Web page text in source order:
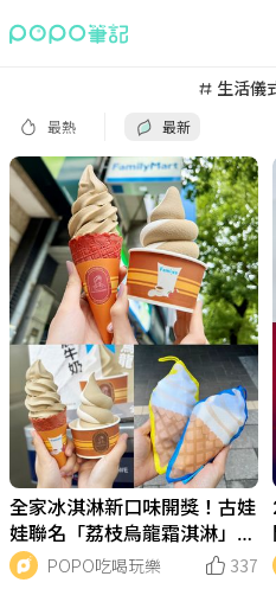
生活儀
最熱 最新
全家冰淇淋新口味開獎！古娃
娃聯名「荔枝烏龍霜淇淋」這
天開賣！嚐鮮優惠價一次看！
POPO吃喝玩樂 337